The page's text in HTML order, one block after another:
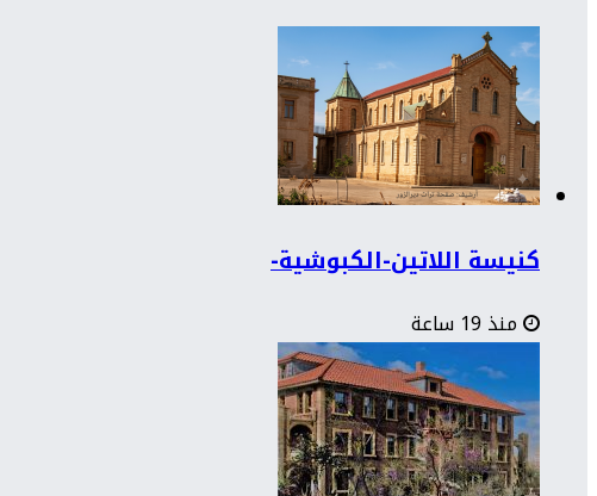
كنيسة اللاتين-الكبوشية-
منذ 19 ساعة